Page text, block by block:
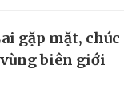
gặp mặt, chúc
biên giới